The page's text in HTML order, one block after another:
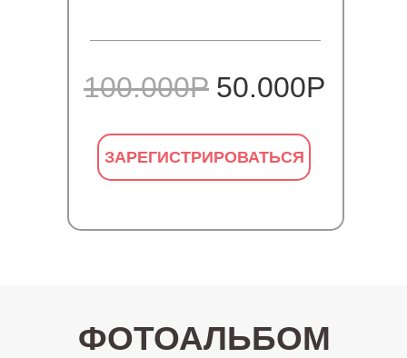
50.000Р
100.000Р
ЗАРЕГИСТРИРОВАТЬСЯ
ФОТОАЛЬБОМ